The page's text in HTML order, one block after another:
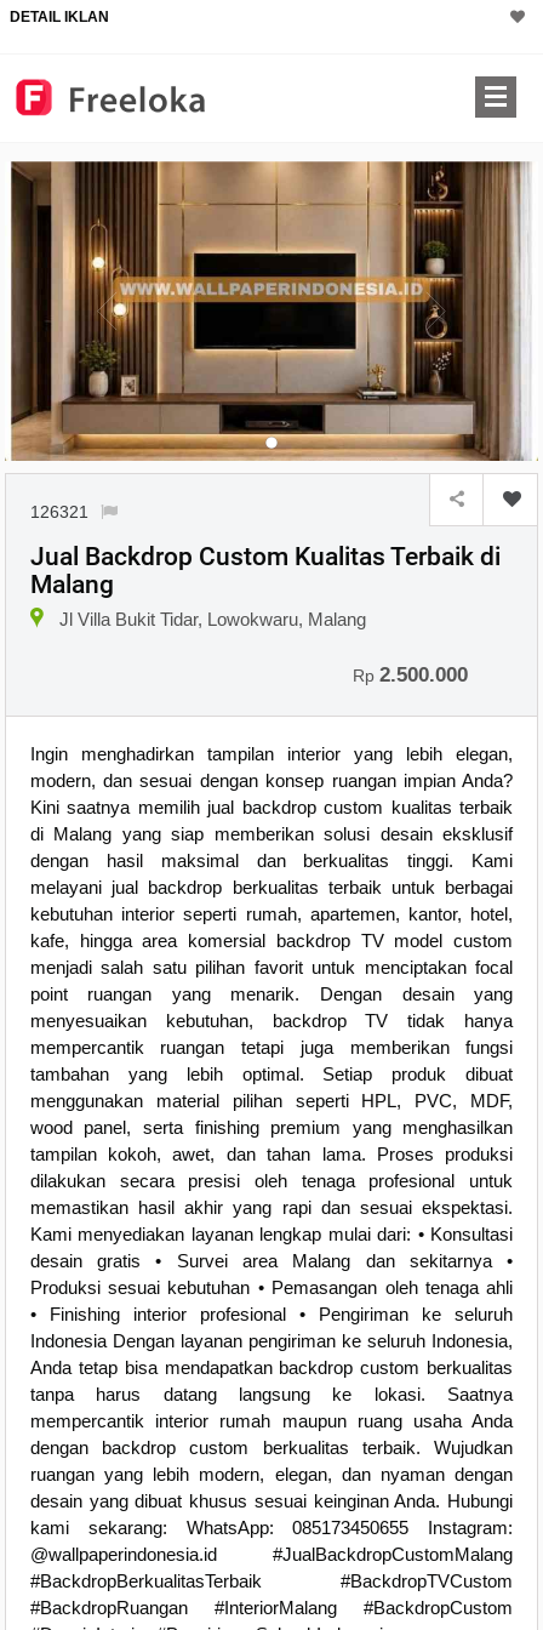
DETAIL IKLAN
126321
Jual Backdrop Custom Kualitas Terbaik di
Malang
Jl Villa Bukit Tidar, Lowokwaru, Malang
Rp2.500.000
Ingin menghadirkan tampilan interior yang lebih elegan,
modern, dan sesuai dengan konsep ruangan impian Anda?
Kini saatnya memilih jual backdrop custom kualitas terbaik
di Malang yang siap memberikan solusi desain eksklusif
dengan hasil maksimal dan berkualitas tinggi. Kami
melayani jual backdrop berkualitas terbaik untuk berbagai
kebutuhan interior seperti rumah, apartemen, kantor, hotel,
kafe, hingga area komersial backdrop TV model custom
menjadi salah satu pilihan favorit untuk menciptakan focal
point ruangan yang menarik. Dengan desain yang
menyesuaikan kebutuhan, backdrop TV tidak hanya
mempercantik ruangan tetapi juga memberikan fungsi
tambahan yang lebih optimal. Setiap produk dibuat
menggunakan material pilihan seperti HPL, PVC, MDF,
wood panel, serta finishing premium yang menghasilkan
tampilan kokoh, awet, dan tahan lama. Proses produksi
dilakukan secara presisi oleh tenaga profesional untuk
memastikan hasil akhir yang rapi dan sesuai ekspektasi.
Kami menyediakan layanan lengkap mulai dari: • Konsultasi
desain gratis • Survei area Malang dan sekitarnya •
Produksi sesuai kebutuhan • Pemasangan oleh tenaga ahli
• Finishing interior profesional • Pengiriman ke seluruh
Indonesia Dengan layanan pengiriman ke seluruh Indonesia,
Anda tetap bisa mendapatkan backdrop custom berkualitas
tanpa harus datang langsung ke lokasi. Saatnya
mempercantik interior rumah maupun ruang usaha Anda
dengan backdrop custom berkualitas terbaik. Wujudkan
ruangan yang lebih modern, elegan, dan nyaman dengan
desain yang dibuat khusus sesuai keinginan Anda. Hubungi
kami sekarang: WhatsApp: 085173450655 Instagram:
@wallpaperindonesia.id #JualBackdropCustomMalang
#BackdropBerkualitasTerbaik #BackdropTVCustom
#BackdropRuangan #InteriorMalang #BackdropCustom